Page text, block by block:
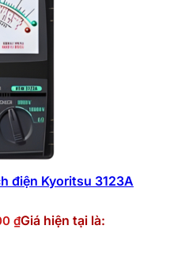
điện Kyoritsu 3123A
₫Giá hiện tại là: